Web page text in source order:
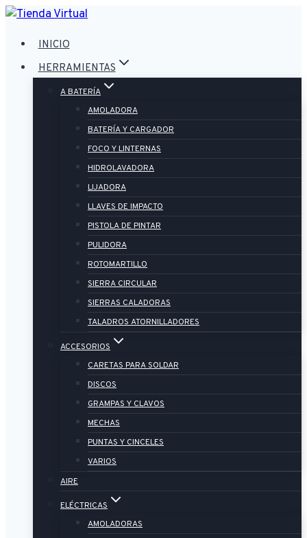
Saltar
contenido
INICIO
HERRAMIENTAS
A BATERÍA
AMOLADORA
BATERÍA Y CARGADOR
FOCO Y LINTERNAS
HIDROLAVADORA
LIJADORA
LLAVES DE IMPACTO
PISTOLA DE PINTAR
PULIDORA
ROTOMARTILLO
SIERRA CIRCULAR
SIERRAS CALADORAS
TALADROS ATORNILLADORES
ACCESORIOS
CARETAS PARA SOLDAR
DISCOS
GRAMPAS Y CLAVOS
MECHAS
PUNTAS Y CINCELES
VARIOS
AIRE
ELÉCTRICAS
AMOLADORAS